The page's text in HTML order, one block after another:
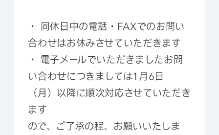
・ 同休日中の電話・FAXでのお問い
合わせはお休みさせていただきます
・ 電子メールでいただきましたお問
い合わせにつきましては1月6日
（月）以降に順次対応させていただき
ます
ので、ご了承の程、お願いいたしま